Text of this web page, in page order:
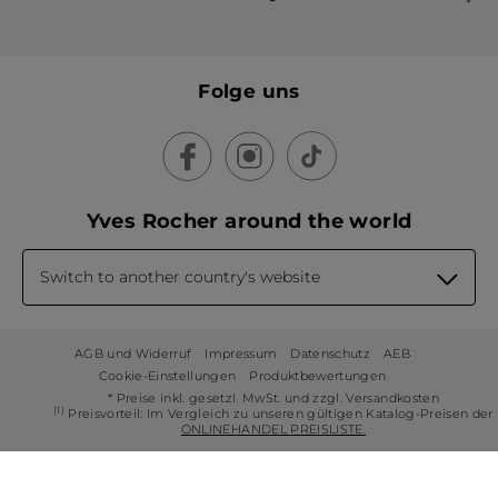
Folge uns
Yves Rocher around the world
Switch to another country's website
AGB und Widerruf Impressum Datenschutz
AEB
Cookie-Einstellungen
Produktbewertungen
* Preise inkl. gesetzl. MwSt. und zzgl. Versandkosten
(1) Preisvorteil: Im Vergleich zu unseren gültigen Katalog-Preisen der
ONLINEHANDEL PREISLISTE.